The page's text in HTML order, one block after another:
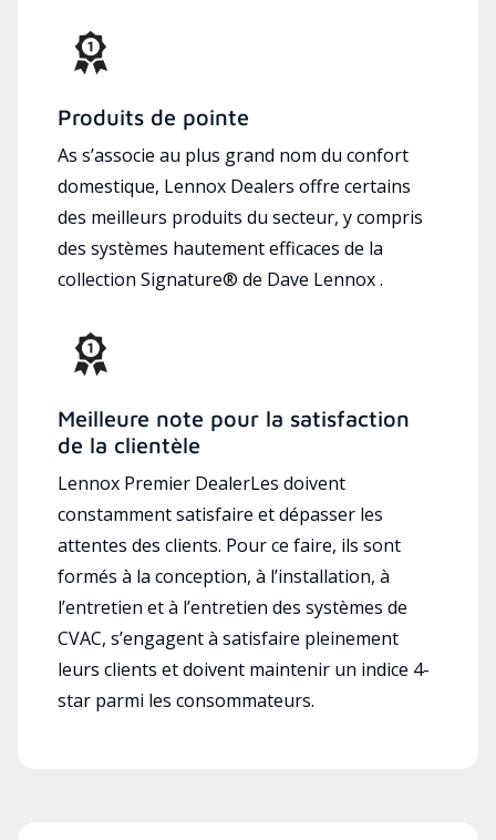
Produits de pointe
As s’associe au plus grand nom du confort
domestique, Lennox Dealers offre certains
des meilleurs produits du secteur, y compris
des systèmes hautement efficaces de la
collection Signature® de Dave Lennox .
Meilleure note pour la satisfaction
de la clientèle
Lennox Premier DealerLes doivent
constamment satisfaire et dépasser les
attentes des clients. Pour ce faire, ils sont
formés à la conception, à l’installation, à
l’entretien et à l’entretien des systèmes de
CVAC, s’engagent à satisfaire pleinement
leurs clients et doivent maintenir un indice 4-
star parmi les consommateurs.